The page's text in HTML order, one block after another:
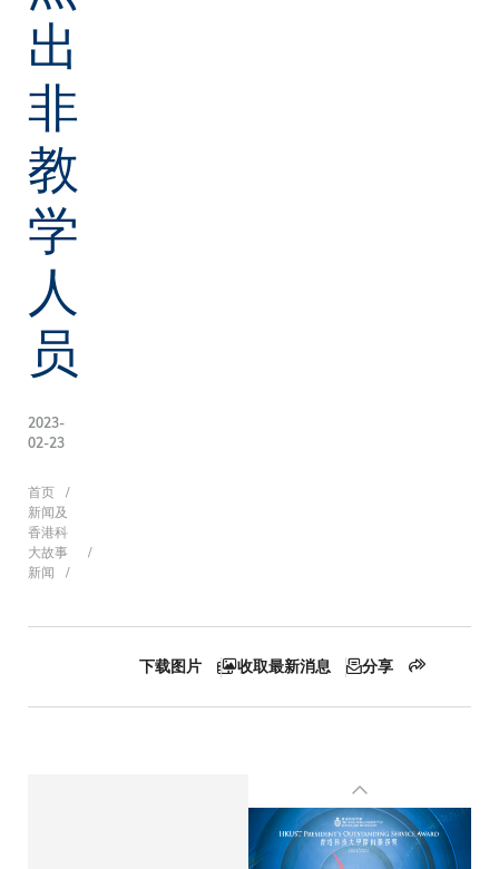
出
非
教
学
人
员
2023-
02-23
面
包
屑
首页
新闻及
香港科
大故事
新闻
下载图片 收取最新消息 分享